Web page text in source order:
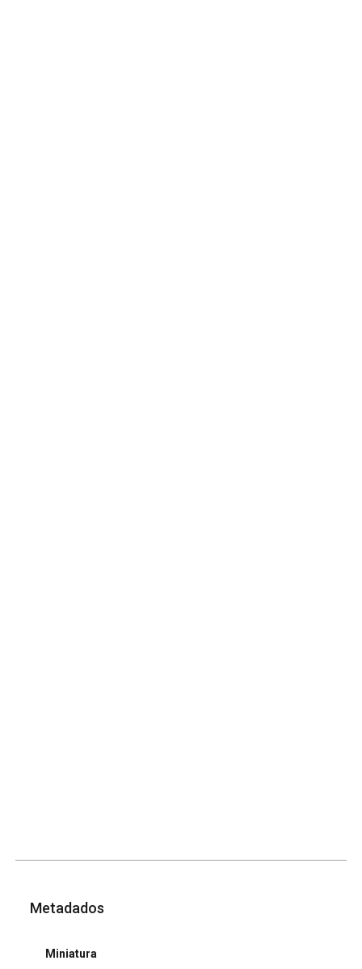
Metadados
Miniatura